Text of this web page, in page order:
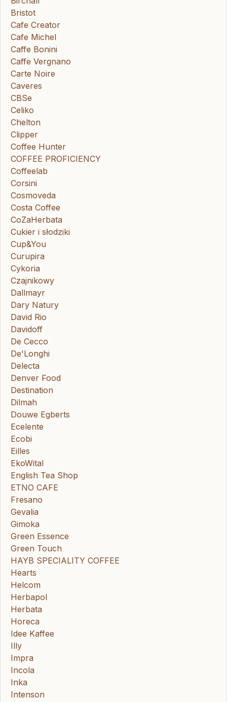
Bristot
Cafe Creator
Cafe Michel
Caffe Bonini
Caffe Vergnano
Carte Noire
Caveres
CBSe
Celiko
Chelton
Clipper
Coffee Hunter
COFFEE PROFICIENCY
Coffeelab
Corsini
Cosmoveda
Costa Coffee
CoZaHerbata
Cukier i słodziki
Cup&You
Curupira
Cykoria
Czajnikowy
Dallmayr
Dary Natury
David Rio
Davidoff
De Cecco
De'Longhi
Delecta
Denver Food
Destination
Dilmah
Douwe Egberts
Ecelente
Ecobi
Eilles
EkoWital
English Tea Shop
ETNO CAFE
Fresano
Gevalia
Gimoka
Green Essence
Green Touch
HAYB SPECIALITY COFFEE
Hearts
Helcom
Herbapol
Herbata
Horeca
Idee Kaffee
Illy
Impra
Incola
Inka
Intenson